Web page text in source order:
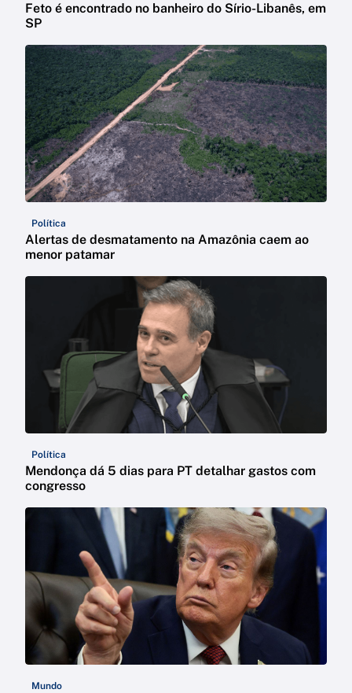
Feto é encontrado no banheiro do Sírio-Libanês, em
SP
Política
Alertas de desmatamento na Amazônia caem ao
menor patamar
Política
Mendonça dá 5 dias para PT detalhar gastos com
congresso
Mundo